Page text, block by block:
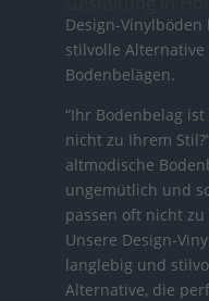
Design-
stilvolle
Bodenbelägen.
“Ihr Bodenbelag
nicht zu Ihrem
altmodische
ungemütlich und
passen oft nicht
Unsere Design-
langlebig und
Alternative, die